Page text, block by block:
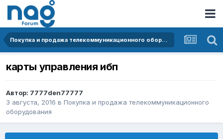
Покупка и продажа телекоммуникационного оборудования
карты управления ибп
Автор: 7777den77777
3 августа, 2016 в Покупка и продажа телекоммуникационного
оборудования